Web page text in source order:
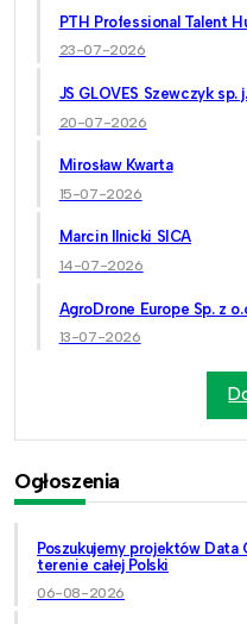
PTH Professional Talent
23-07-2026
JS GLOVES Szewczyk sp. j.
20-07-2026
Mirosław Kwarta
15-07-2026
Marcin Ilnicki SICA
14-07-2026
AgroDrone Europe Sp. z
13-07-2026
Ogłoszenia
Poszukujemy projektów
terenie całej Polski
06-08-2026